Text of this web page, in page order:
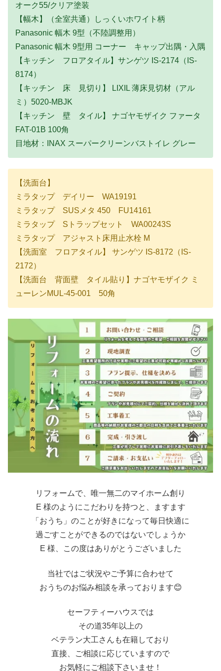
オーク55/クリア塗装
【幅木】（全室共通）しっくいホワイト柄
Panasonic 幅木 9型（不陸調整用）
Panasonic 幅木 9型用 コーナー キャップ出隅・入隅
【キッチン フロアタイル】サンゲツ IS-2174（IS-
8174）
【キッチン 床 見切り】 LIXIL 薄床見切材（アル
ミ）5020-MBJK
【キッチン 壁 タイル】 ナゴヤモザイク ファータ
FAT-01B 100角
目地材：INAX スーパークリーンバストイレ グレー
【洗面台】
ミラタップ デイリー WA19191
ミラタップ SUSメタ 450 FU14161
ミラタップ Sトラップセット WA00243S
ミラタップ アジャスト床用止水栓 M
【洗面室 フロアタイル】 サンゲツ IS-8172（IS-
2172）
【洗面台 背面壁 タイル貼り】ナゴヤモザイク ミ
ューレンMUL-45-001 50角
リフォームで、唯一無二のマイホーム創り
E 様のようにこだわりを持つと、ますます
「おうち」のことが好きになって毎日快適に
過ごすことができるのではないでしょうか
E 様、この度はありがとうございました
当社ではご状況やご予算に合わせて
おうちのお悩み相談を承っております😊
セーフティーハウスでは
その道35年以上の
ベテラン大工さんも在籍しており
直接、ご相談に応じていますので
お気軽にご相談下さいませ！